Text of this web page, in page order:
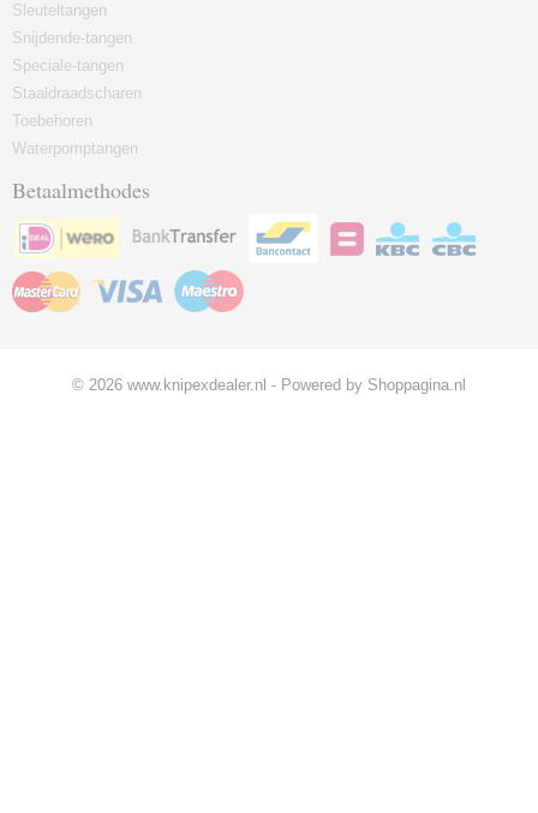
Sleuteltangen
Snijdende-tangen
Speciale-tangen
Staaldraadscharen
Toebehoren
Waterpomptangen
Betaalmethodes
© 2026 www.knipexdealer.nl - Powered by Shoppagina.nl